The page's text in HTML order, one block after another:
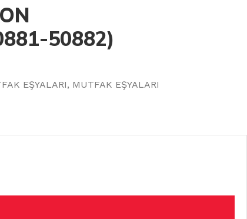
50882)
EŞYALARI, MUTFAK EŞYALARI